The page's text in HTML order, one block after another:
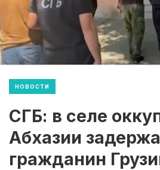
НОВОСТИ
СГБ: в селе
Абхазии
гражданин